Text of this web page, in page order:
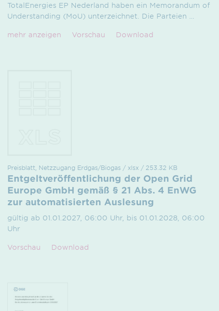
TotalEnergies EP Nederland haben ein Memorandum of
Understanding (MoU) unterzeichnet. Die Parteien
mehr anzeigen Vorschau Download
Preisblatt, Netzzugang Erdgas/Biogas / xlsx / 253.32 KB
Entgeltveröffentlichung der Open Grid
Europe GmbH gemäß § 21 Abs. 4 EnWG
zur automatisierten Auslesung
gültig ab 01.01.2027, 06:00 Uhr, bis 01.01.2028, 06:00
Uhr
Vorschau Download